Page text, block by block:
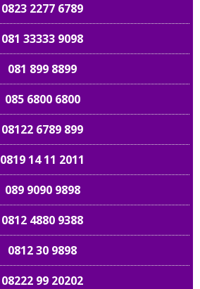
0823 2277 6789
081 33333 9098
081 899 8899
085 6800 6800
08122 6789 899
0819 14 11 2011
089 9090 9898
0812 4880 9388
0812 30 9898
08222 99 20202